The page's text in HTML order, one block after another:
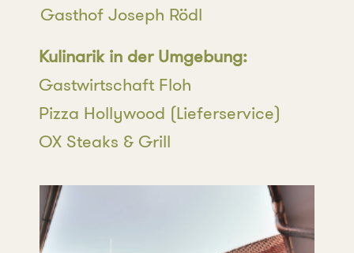
Gasthof Joseph Rödl
Kulinarik in der Umgebung:
Gastwirtschaft Floh
Pizza Hollywood (Lieferservice)
OX Steaks & Grill